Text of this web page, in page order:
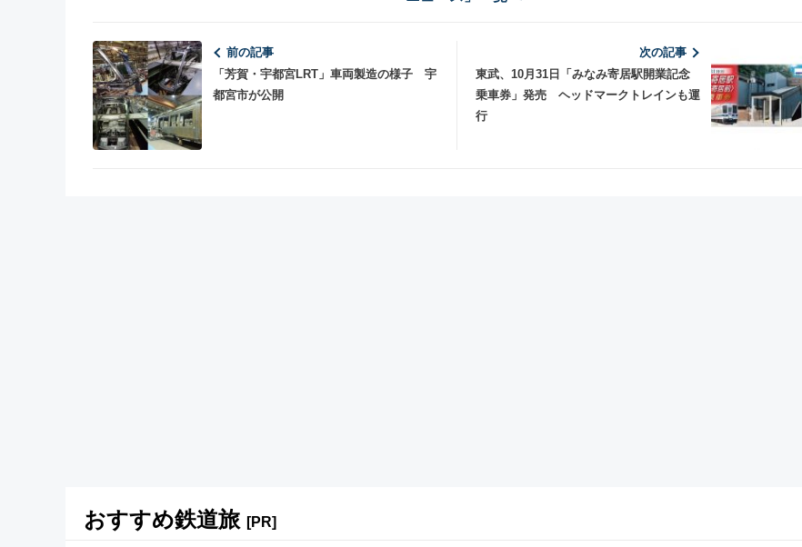
前の記事
「芳賀・宇都宮LRT」車両製造の様子 宇
都宮市が公開
次の記事
東武、10月31日「みなみ寄居駅開業記念
乗車券」発売 ヘッドマークトレインも運
行
おすすめ鉄道旅 [PR]